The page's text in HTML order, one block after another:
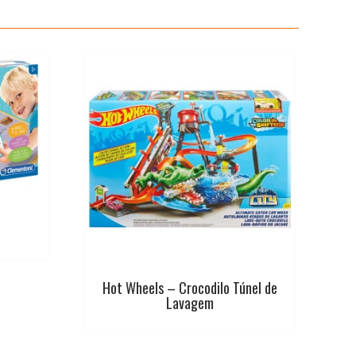
l
Hot Wheels – Crocodilo Túnel de
Lavagem